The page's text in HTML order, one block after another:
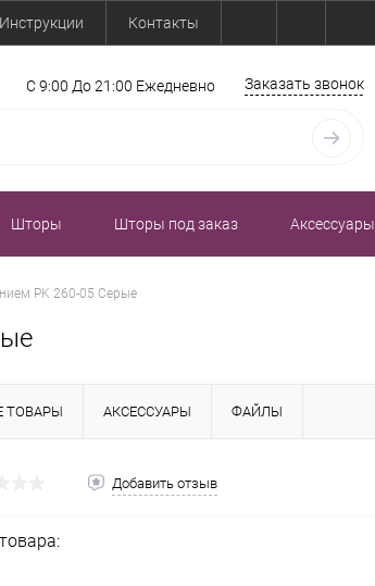
Инструкции Контакты
С 9:00 До 21:00 Ежедневно Заказать звонок
Шторы Шторы под заказ Аксессуары
PK 260-05 Серые
ТОВАРЫ АКСЕССУАРЫ ФАЙЛЫ
Добавить отзыв